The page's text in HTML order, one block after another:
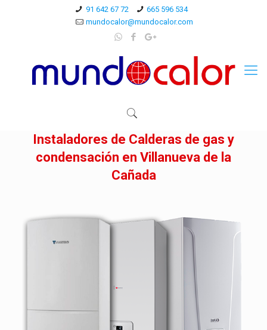
91 642 67 72
665 596 534
mundocalor@mundocalor.com
Instaladores de Calderas de gas y
condensación en Villanueva de la
Cañada